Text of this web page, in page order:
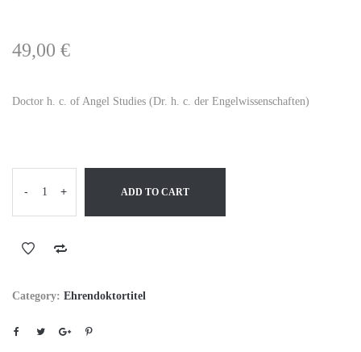
49,00 €
Doctor h. c. of Angel Studies (Dr. h. c. der Engelwissenschaften)
- + ADD TO CART
Category: Ehrendoktortitel